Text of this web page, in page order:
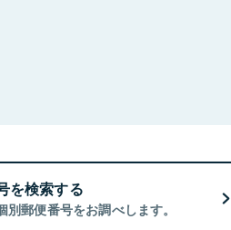
を検索する
郵便番号をお調べします。